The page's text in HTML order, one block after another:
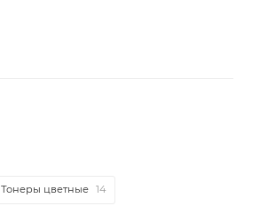
Тонеры цветные 14